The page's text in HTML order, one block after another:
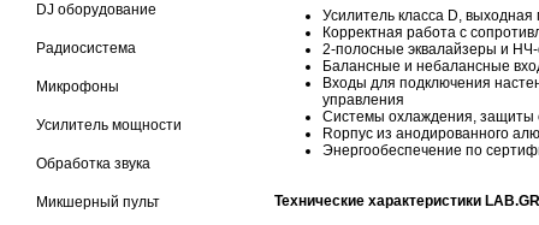
DJ оборудование
Радиосистема
Микрофоны
Усилитель мощности
Обработка звука
Микшерный пульт
Усилитель класса D,
Корректная работа с
2-полосные эквалайзеры и
Балансные и небалансные
Входы для подключения
управления
Системы охлаждения, защиты
Rорпус из анодированного
Энергообеспечение по
Технические характеристики